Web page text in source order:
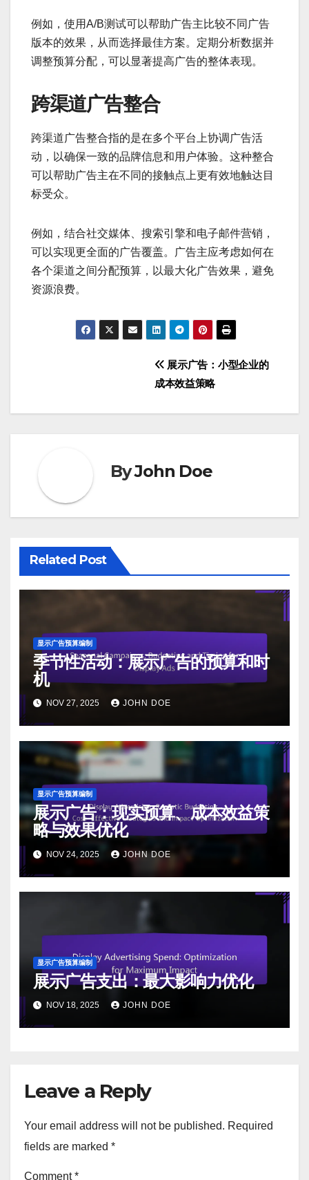
例如，使用A/B测试可以帮助广告主比较不同广告
版本的效果，从而选择最佳方案。定期分析数据并
调整预算分配，可以显著提高广告的整体表现。
跨渠道广告整合
跨渠道广告整合指的是在多个平台上协调广告活
动，以确保一致的品牌信息和用户体验。这种整合
可以帮助广告主在不同的接触点上更有效地触达目
标受众。
例如，结合社交媒体、搜索引擎和电子邮件营销，
可以实现更全面的广告覆盖。广告主应考虑如何在
各个渠道之间分配预算，以最大化广告效果，避免
资源浪费。
展示广告：小型企业的
成本效益策略
ByJohn Doe
Related Post
显示广告预算编制
季节性活动：展示广告的预算和时
机
NOV 27, 2025 JOHN DOE
显示广告预算编制
展示广告：现实预算、成本效益策
略与效果优化
NOV 24, 2025 JOHN DOE
显示广告预算编制
展示广告支出：最大影响力优化
NOV 18, 2025 JOHN DOE
Leave a Reply
Your email address will not be published. Required
fields are marked *
Comment*